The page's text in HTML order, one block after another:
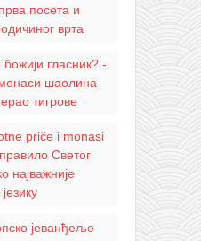
посета и
врта
гласник? -
шаолина
тигрове
priče i monasi
Светог
најважније
јеванђеље